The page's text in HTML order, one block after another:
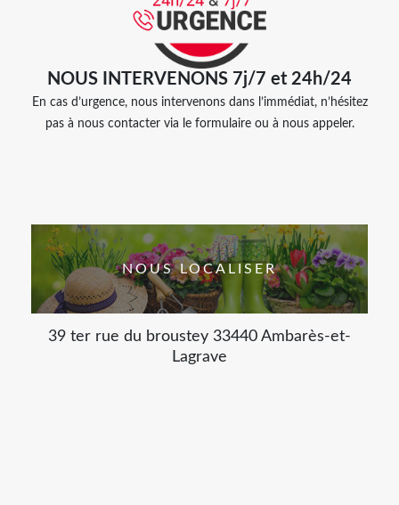
NOUS INTERVENONS 7j/7 et 24h/24
En cas d’urgence, nous intervenons dans l’immédiat, n’hésitez
pas à nous contacter via le formulaire ou à nous appeler.
NOUS LOCALISER
39 ter rue du broustey 33440 Ambarès-et-
Lagrave